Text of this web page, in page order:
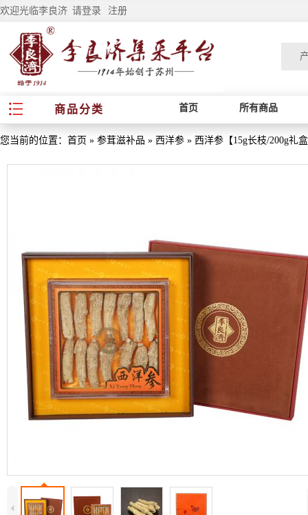
欢迎光临李良济 请登录 注册
商品分类 首页 所有商品
您当前的位置： 首页 » 参茸滋补品 » 西洋参 » 西洋参【15g长枝/200g礼
4